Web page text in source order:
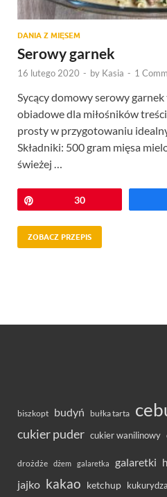
DANIA Z MIĘSEM
Serowy garnek
16 lutego 2020 - by Kasia - 1
Sycący domowy serowy
obiadowe dla miłośników
prosty w przygotowaniu
Składniki: 500 gram mięsa
świeżej …
Przypnij30
ZOBACZ PRZEPIS
biszkopt budyń bułka tarta
cukier puder cukier wanilinowy
drożdże dżem galaretka galaretki
jajko kakao ketchup kukurydza